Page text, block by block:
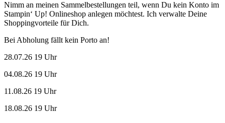
Nimm an meinen Sammelbestellungen teil, wenn Du kein Konto im
Stampin‘ Up! Onlineshop anlegen möchtest. Ich verwalte Deine
Shoppingvorteile für Dich.
Bei Abholung fällt kein Porto an!
28.07.26 19 Uhr
04.08.26 19 Uhr
11.08.26 19 Uhr
18.08.26 19 Uhr